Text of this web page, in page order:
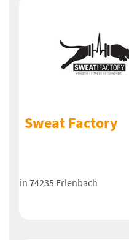
Sweat Factory
in 74235 Erlenbach